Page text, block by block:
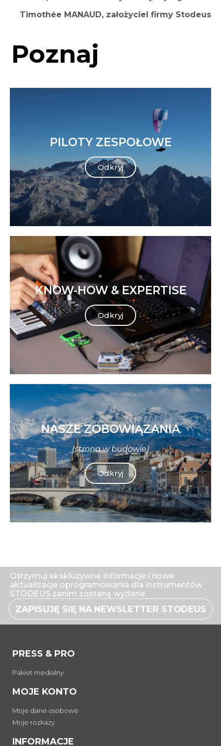
Timothée MANAUD, założyciel firmy Stodeus
Poznaj
PILOTY ZESPOŁOWE
Odkryj
KNOW-HOW & EXPERTISE
Odkryj
NASZE ZOBOWIĄZANIA
(strona w budowie)
Odkryj
Otrzymuj ekskluzywne informacje i nowe
aktualizacje oprogramowania dla instrumentów
STODEUS zanim zostaną wydane.
ZAPISUJĘ SIĘ NA NEWSLETTER STODEUS
PRESS & PRO
Pakiet medialny
MOJE KONTO
Moje dane osobowe
Moje rozkazy
INFORMACJE